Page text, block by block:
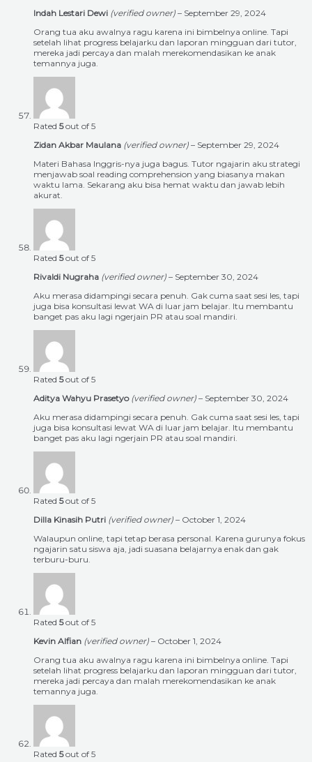
Indah Lestari Dewi (verified owner) – September 29, 2024
Orang tua aku awalnya ragu karena ini bimbelnya online. Tapi
setelah lihat progress belajarku dan laporan mingguan dari tutor,
mereka jadi percaya dan malah merekomendasikan ke anak
temannya juga.
Rated 5out of 5
Zidan Akbar Maulana (verified owner) – September 29, 2024
Materi Bahasa Inggris-nya juga bagus. Tutor ngajarin aku strategi
menjawab soal reading comprehension yang biasanya makan
waktu lama. Sekarang aku bisa hemat waktu dan jawab lebih
akurat.
Rated 5out of 5
Rivaldi Nugraha (verified owner) – September 30, 2024
Aku merasa didampingi secara penuh. Gak cuma saat sesi les, tapi
juga bisa konsultasi lewat WA di luar jam belajar. Itu membantu
banget pas aku lagi ngerjain PR atau soal mandiri.
Rated 5out of 5
Aditya Wahyu Prasetyo (verified owner) – September 30, 2024
Aku merasa didampingi secara penuh. Gak cuma saat sesi les, tapi
juga bisa konsultasi lewat WA di luar jam belajar. Itu membantu
banget pas aku lagi ngerjain PR atau soal mandiri.
Rated 5out of 5
Dilla Kinasih Putri (verified owner) – October 1, 2024
Walaupun online, tapi tetap berasa personal. Karena gurunya fokus
ngajarin satu siswa aja, jadi suasana belajarnya enak dan gak
terburu-buru.
Rated 5out of 5
Kevin Alfian (verified owner) – October 1, 2024
Orang tua aku awalnya ragu karena ini bimbelnya online. Tapi
setelah lihat progress belajarku dan laporan mingguan dari tutor,
mereka jadi percaya dan malah merekomendasikan ke anak
temannya juga.
Rated 5out of 5